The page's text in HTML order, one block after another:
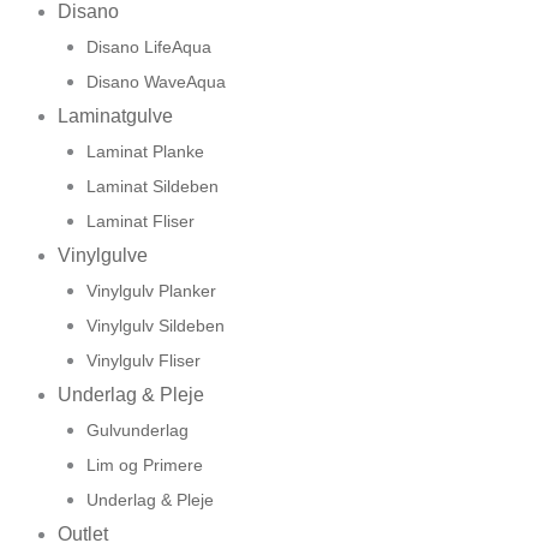
Disano
Disano LifeAqua
Disano WaveAqua
Laminatgulve
Laminat Planke
Laminat Sildeben
Laminat Fliser
Vinylgulve
Vinylgulv Planker
Vinylgulv Sildeben
Vinylgulv Fliser
Underlag & Pleje
Gulvunderlag
Lim og Primere
Underlag & Pleje
Outlet